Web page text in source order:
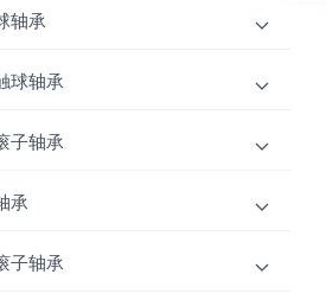
轴承
球轴承
子轴承
承
子轴承